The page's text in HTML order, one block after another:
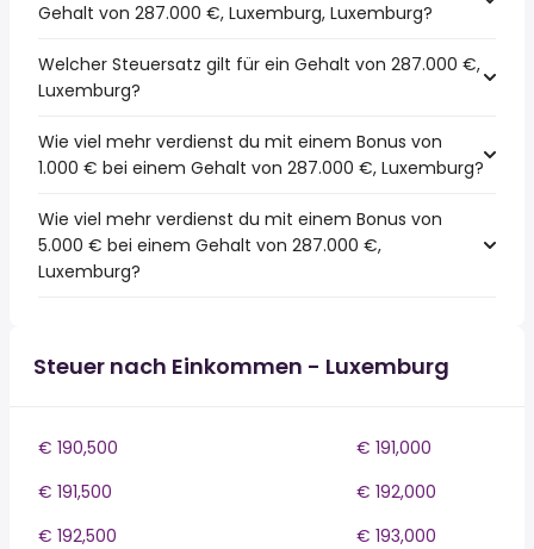
Gehalt von 287.000 €, Luxemburg, Luxemburg?
Welcher Steuersatz gilt für ein Gehalt von 287.000 €,
Luxemburg?
Wie viel mehr verdienst du mit einem Bonus von
1.000 € bei einem Gehalt von 287.000 €, Luxemburg?
Wie viel mehr verdienst du mit einem Bonus von
5.000 € bei einem Gehalt von 287.000 €,
Luxemburg?
Steuer nach Einkommen - Luxemburg
€ 190,500
€ 191,000
€ 191,500
€ 192,000
€ 192,500
€ 193,000